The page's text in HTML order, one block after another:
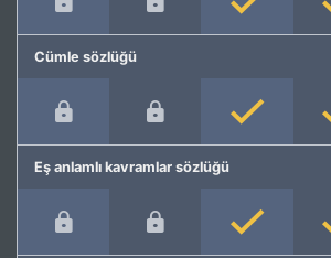
Cümle sözlüğü
Eş anlamlı kavramlar sözlüğü